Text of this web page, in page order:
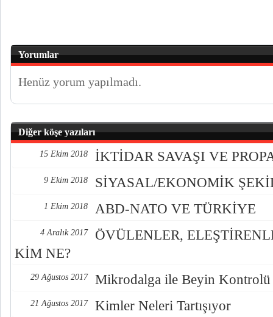
Yorumlar
Henüz yorum yapılmadı.
Diğer köşe yazıları
15 Ekim 2018 İKTİDAR SAVAŞI VE
9 Ekim 2018 SİYASAL/EKONOMİK
1 Ekim 2018 ABD-NATO VE TÜRKİYE
4 Aralık 2017
ÖVÜLENLER,
KİM NE?
29 Ağustos 2017 Mikrodalga ile Beyin Kontrolü
21 Ağustos 2017 Kimler Neleri Tartışıyor